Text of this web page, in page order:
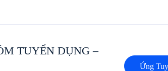
TUYỂN DỤNG –
Ứng